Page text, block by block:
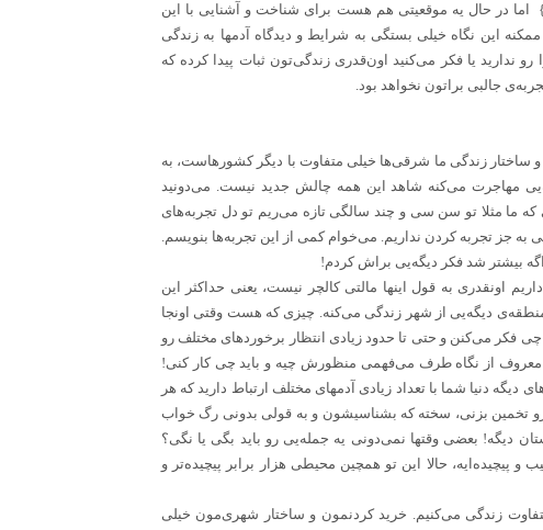
اما در حال یه موقعیتی هم هست برای شناخت و آشنایی با این
ممکنه این نگاه خیلی بستگی به شرایط و دیدگاه آدمها به زندگی
ندارید یا فکر می‌کنید اون‌قدری زندگی‌تون ثبات پیدا کرده که
جالبی براتون نخواهد بود.
ساختار زندگی ما شرقی‌ها خیلی متفاوت با دیگر کشورهاست، به
مهاجرت می‌کنه شاهد این همه چالش جدید نیست. می‌دونید
که ما مثلا تو سن سی و چند سالگی تازه می‌ریم تو دل تجربه‌های
به جز تجربه کردن نداریم. می‌خوام کمی از این تجربه‌ها بنویسم.
بیشتر شد فکر دیگه‌یی براش کردم!
اونقدری به قول اینها مالتی کالچر نیست، یعنی حداکثر این
منطقه‌ی دیگه‌یی از شهر زندگی می‌کنه. چیزی که هست وقتی اونجا
فکر می‌کنن و حتی تا حدود زیادی انتظار برخوردهای مختلف رو
معروف از نگاه طرف می‌فهمی منظورش چیه و باید چی کار کنی!
دیگه دنیا شما با تعداد زیادی آدمهای مختلف ارتباط دارید که هر
تخمین بزنی، سخته که بشناسیشون و به قولی بدونی رگ خواب
دیگه! بعضی وقتها نمی‌دونی یه جمله‌یی رو باید بگی یا نگی؟
حالا این تو همچین محیطی هزار برابر پیچیده‌تر و
زندگی می‌کنیم. خرید کردنمون و ساختار شهری‌مون خیلی